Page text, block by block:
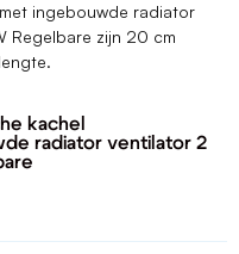
ingebouwde radiator
Regelbare zijn 20 cm
kachel
radiator ventilator 2